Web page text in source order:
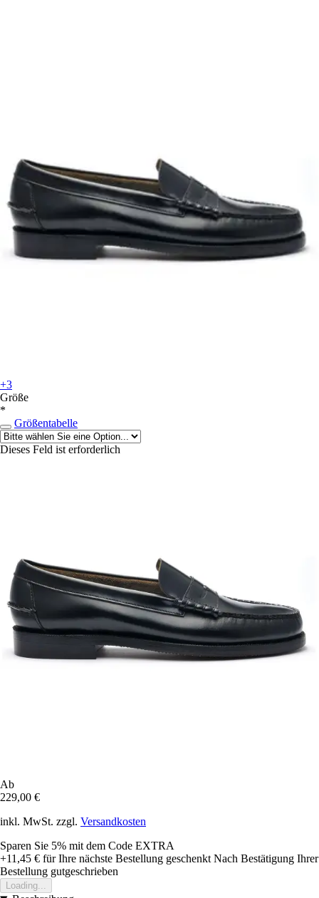
+3
Größe
*
Größentabelle
Dieses Feld ist erforderlich
Ab
229,00 €
inkl. MwSt. zzgl. Versandkosten
Sparen Sie 5% mit dem Code EXTRA
+11,45 € für Ihre nächste Bestellung geschenkt Nach Bestätigung Ihrer
Bestellung gutgeschrieben
Loading...